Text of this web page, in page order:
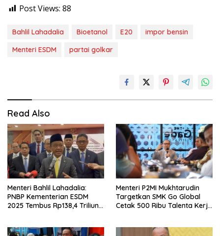
Post Views: 88
Bahlil Lahadalia Bioetanol E20
impor bensin
Menteri ESDM
partai golkar
Read Also
Menteri Bahlil Lahadalia:
PNBP Kementerian ESDM
2025 Tembus Rp138,4 Triliun,
Menteri P2MI Mukhtarudin
Targetkan SMK Go Global
Cetak 500 Ribu Talenta Kerja